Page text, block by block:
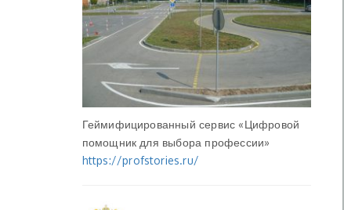
Геймифицированный сервис «Цифровой
помощник для выбора профессии»
https://profstories.ru/